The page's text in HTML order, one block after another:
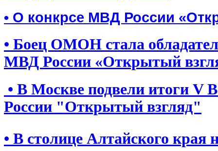
• О конкрсе МВД России
• Боец ОМОН стала
МВД России «Открытый
• В Москве подвели итоги V
России "Открытый взгляд"
• В столице Алтайского